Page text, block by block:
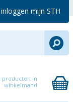
inloggen mijn STH
producten in
winkelmand